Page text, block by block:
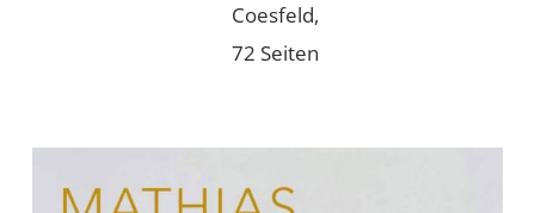
Coesfeld,
72 Seiten